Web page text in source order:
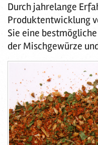
Durch jahrelange
Produktentwicklung
Sie eine
der Mischgewürze